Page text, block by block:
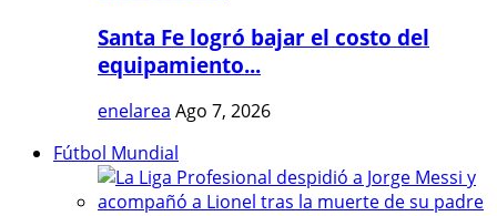
Santa Fe logró bajar el costo del
equipamiento...
enelarea Ago 7, 2026
Fútbol Mundial